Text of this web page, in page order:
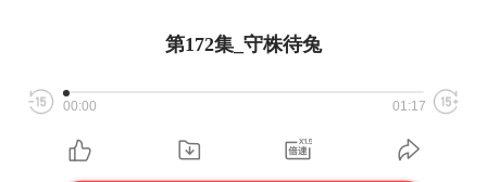
第172集_守株待兔
00:00 01:17